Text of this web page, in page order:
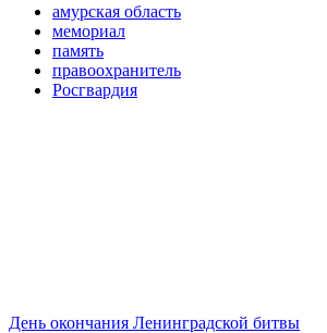
амурская область
мемориал
память
правоохранитель
Росгвардия
День окончания Ленинградской битвы